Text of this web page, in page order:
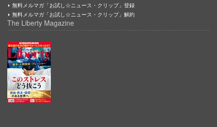
無料メルマガ「お試し☆ニュース・クリップ」登録
無料メルマガ「お試し☆ニュース・クリップ」解約
The Liberty Magazine